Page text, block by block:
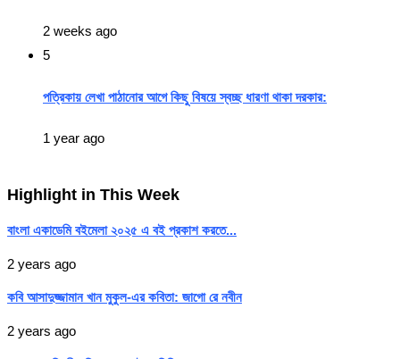
2 weeks ago
5
পত্রিকায় লেখা পাঠানোর আগে কিছু বিষয়ে স্বচ্ছ ধারণা থাকা দরকার:
1 year ago
Highlight in This Week
বাংলা একাডেমি বইমেলা ২০২৫ এ বই প্রকাশ করতে...
2 years ago
কবি আসাদুজ্জামান খান মুকুল-এর কবিতা: জাগো রে নবীন
2 years ago